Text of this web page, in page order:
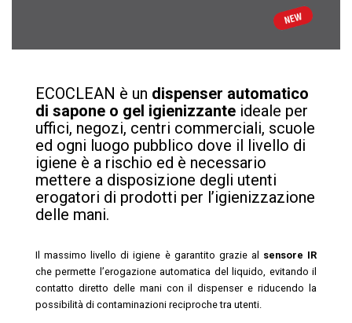
ECOCLEAN è un dispenser automatico
di sapone o gel igienizzante ideale per
uffici, negozi, centri commerciali, scuole
ed ogni luogo pubblico dove il livello di
igiene è a rischio ed è necessario
mettere a disposizione degli utenti
erogatori di prodotti per l’igienizzazione
delle mani.
Il massimo livello di igiene è garantito grazie al sensore IR
che permette l’erogazione automatica del liquido, evitando il
contatto diretto delle mani con il dispenser e riducendo la
possibilità di contaminazioni reciproche tra utenti.